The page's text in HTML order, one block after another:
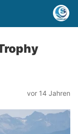
vor 14 Jahren